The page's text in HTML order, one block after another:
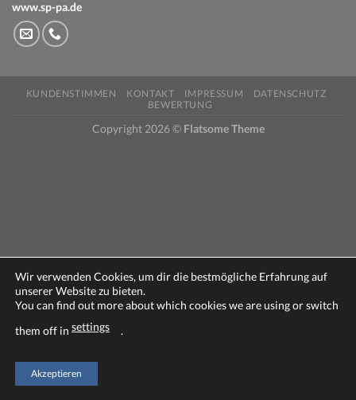
www.sp-pa.de
KUNDENSTIMMEN KONTAKT IMPRESSUM
DATENSCHUTZ
BEWERTUNG
Copyright 2026 © Flatsome Theme
Wir verwenden Cookies, um dir die bestmögliche Erfahrung auf
unserer Website zu bieten.
You can find out more about which cookies we are using or switch
them off in settings .
Akzeptieren